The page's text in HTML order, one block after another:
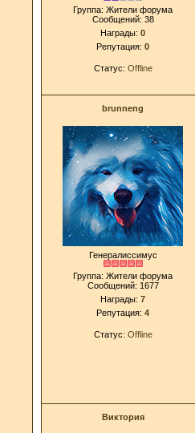
Группа: Жители форума
Сообщений: 38
Награды: 0
Репутация: 0
Статус: Offline
brunneng
Генералиссимус
Группа: Жители форума
Сообщений: 1677
Награды: 7
Репутация: 4
Статус: Offline
Виктория